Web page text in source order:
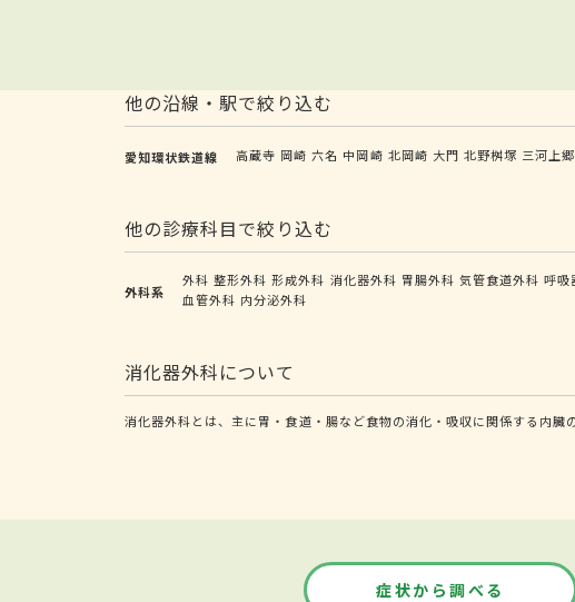
他の沿線・駅で絞り込む
愛知環状鉄道線 高蔵寺 岡崎 六名 中岡崎 北岡崎 大門 北野桝塚 三河上郷
他の診療科目で絞り込む
外科系
外科 整形外科 形成外科 消化器外科 胃腸外科 気管食道外科 呼吸
血管外科 内分泌外科
消化器外科について
消化器外科とは、主に胃・食道・腸など食物の消化・吸収に関係する内
症状から調べる